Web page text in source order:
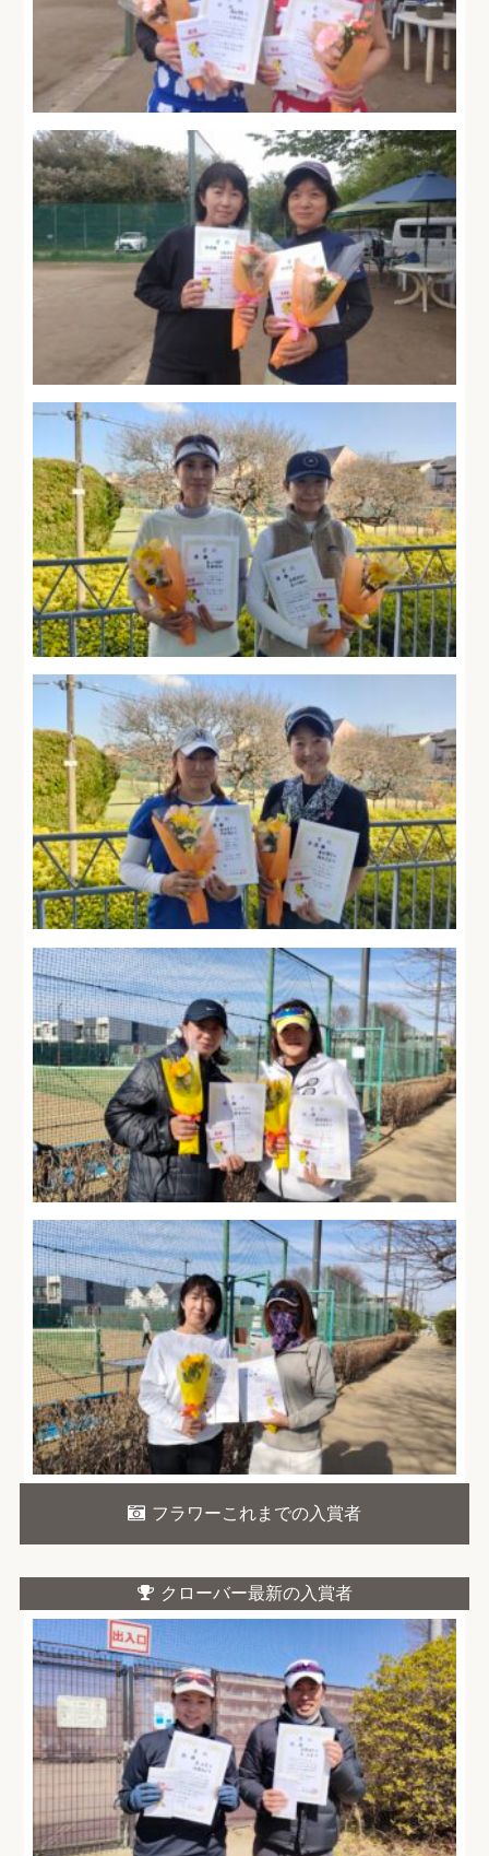
フラワーこれまでの入賞者
クローバー最新の入賞者